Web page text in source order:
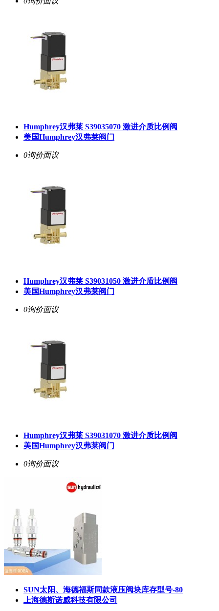
Humphrey汉弗莱 S39035070 激进介质比例阀
美国Humphrey汉弗莱阀门
0询价面议
Humphrey汉弗莱 S39031050 激进介质比例阀
美国Humphrey汉弗莱阀门
0询价面议
Humphrey汉弗莱 S39031070 激进介质比例阀
美国Humphrey汉弗莱阀门
0询价面议
SUN太阳、海德福斯同款液压阀块库存型号-80
上海德斯诺威科技有限公司